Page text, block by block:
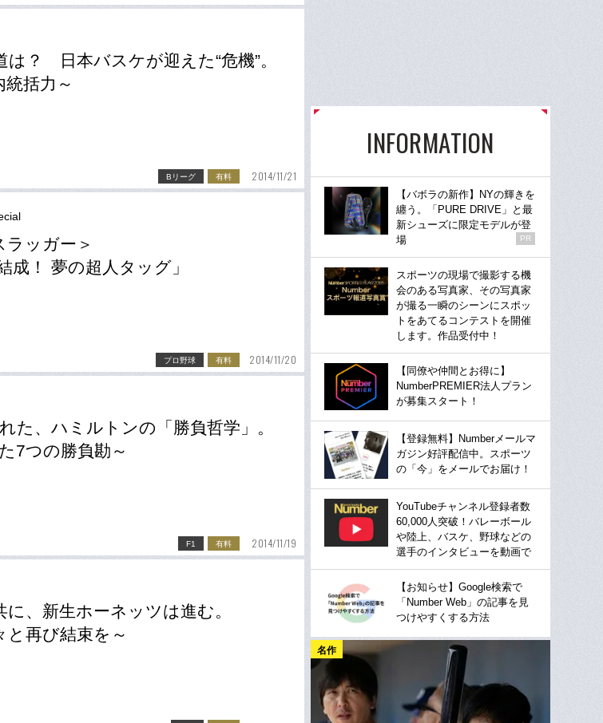
は？ 日本バスケが迎えた“危機”。
括力～
Bリーグ 有料 2014/11/21
ラッガー＞
成！ 夢の超人タッグ」
プロ野球 有料 2014/11/20
た、ハミルトンの「勝負哲学」。
7つの勝負勘～
F1 有料 2014/11/19
、新生ホーネッツは進む。
と再び結束を～
INFORMATION
【バボラの新作】NYの輝きを
纏う。「PURE DRIVE」と最
新シューズに限定モデルが登
場
PR
スポーツの現場で撮影する機
会のある写真家、その写真家
が撮る一瞬のシーンにスポッ
トをあてるコンテストを開催
します。作品受付中！
【同僚や仲間とお得に】
NumberPREMIER法人プラン
が募集スタート！
【登録無料】Numberメールマ
ガジン好評配信中。スポーツ
の「今」をメールでお届け！
YouTubeチャンネル登録者数
60,000人突破！バレーボール
や陸上、バスケ、野球などの
選手のインタビューを動画で
【お知らせ】Google検索で
「Number Web」の記事を見
つけやすくする方法
名作